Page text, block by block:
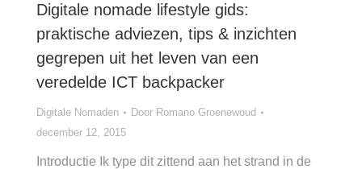
Digitale nomade lifestyle gids:
praktische adviezen, tips & inzichten
gegrepen uit het leven van een
veredelde ICT backpacker
Digitale Nomaden Door Romano Groenewoud
december 12, 2015
Introductie Ik type dit zittend aan het strand in de